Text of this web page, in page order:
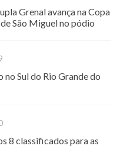
Grenal avança na Copa
São Miguel no pódio
Sul do Rio Grande do
8 classificados para as